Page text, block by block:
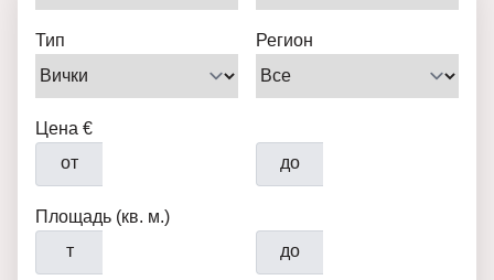
Тип Регион
Цена €
от
до
Площадь (кв. м.)
т
до